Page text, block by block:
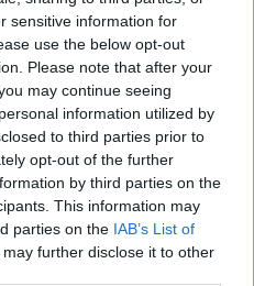
sensitive information for
use the below opt-out
Please note that after your
may continue seeing
information utilized by
to third parties prior to
opt-out of the further
by third parties on the
This information may
parties on the IAB’s List of
may further disclose it to other
590